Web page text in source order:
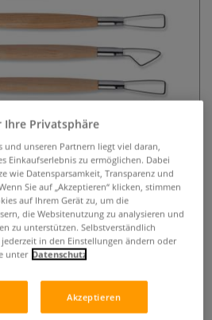
Set,
teilig
Ihre Privatsphäre
und unseren Partnern liegt viel daran,
Einkaufserlebnis zu ermöglichen. Dabei
wie Datensparsamkeit, Transparenz und
Sie auf „Akzeptieren“ klicken, stimmen
auf Ihrem Gerät zu, um die
die Websitenutzung zu analysieren und
zu unterstützen. Selbstverständlich
in den Einstellungen ändern oder
unter Datenschutz
Akzeptieren